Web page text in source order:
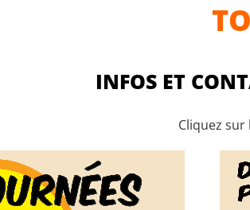
INFOS ET
Cliquez